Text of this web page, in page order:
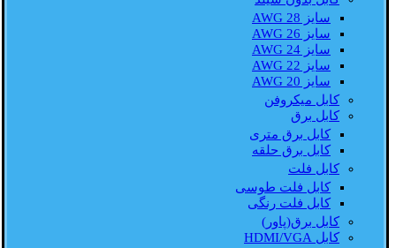
سایز AWG 28
سایز AWG 26
سایز AWG 24
سایز AWG 22
سایز AWG 20
کابل میکروفن
کابل برق
کابل برق متری
کابل برق حلقه
کابل فلت
کابل فلت طوسی
کابل فلت رنگی
کابل برق(پاور)
کابل HDMI/VGA